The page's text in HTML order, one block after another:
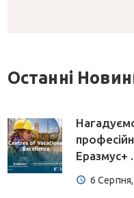
Останні
Еразмус+
6